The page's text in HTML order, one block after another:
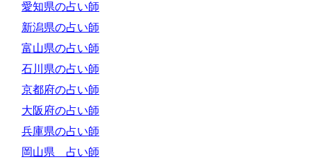
愛知県の占い師
新潟県の占い師
富山県の占い師
石川県の占い師
京都府の占い師
大阪府の占い師
兵庫県の占い師
岡山県 占い師